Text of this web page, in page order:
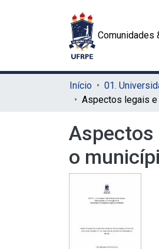
Comunidades
Início
Aspectos
o